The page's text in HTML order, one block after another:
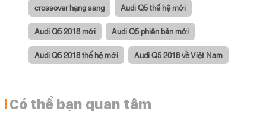
crossover hạng sang Audi Q5 thế hệ mới
Audi Q5 2018 mới Audi Q5 phiên bản mới
Audi Q5 2018 thế hệ mới Audi Q5 2018 về Việt Nam
Có thể bạn quan tâm